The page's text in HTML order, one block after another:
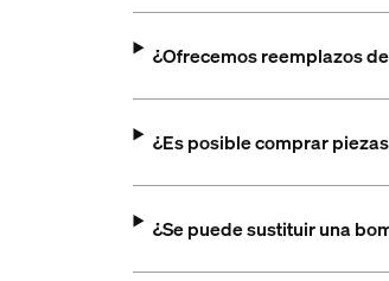
¿Ofrecemos reemplazos
¿Es posible comprar
¿Se puede sustituir una